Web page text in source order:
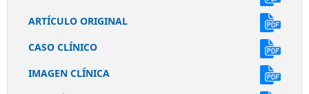
ARTÍCULO ORIGINAL
CASO CLÍNICO
IMAGEN CLÍNICA